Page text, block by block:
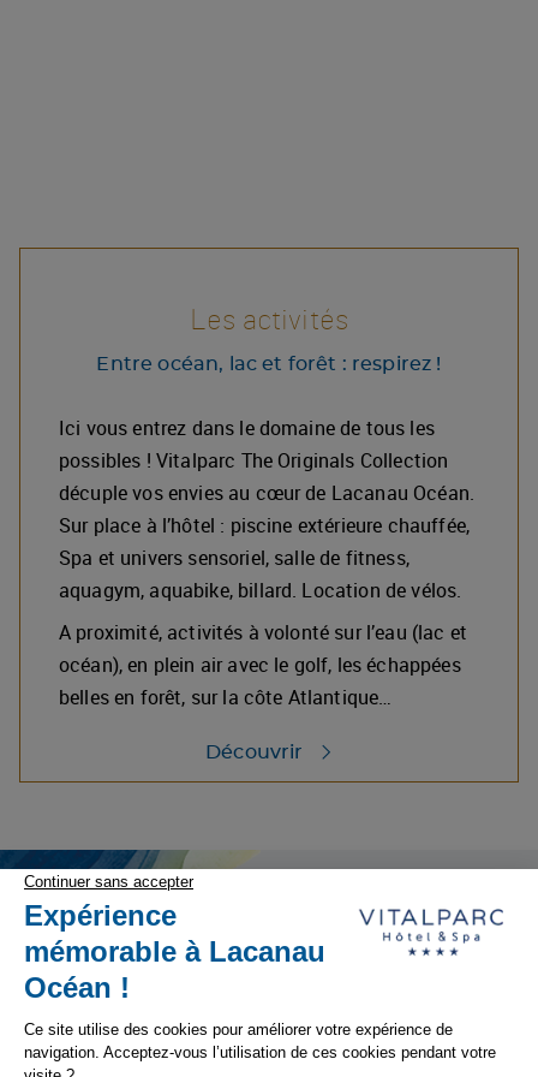
Les activités
Entre océan, lac et forêt : respirez !
Ici vous entrez dans le domaine de tous les
possibles ! Vitalparc The Originals Collection
décuple vos envies au cœur de Lacanau Océan.
Sur place à l’hôtel : piscine extérieure chauffée,
Spa et univers sensoriel, salle de fitness,
aquagym, aquabike, billard. Location de vélos.
A proximité, activités à volonté sur l’eau (lac et
océan), en plein air avec le golf, les échappées
belles en forêt, sur la côte Atlantique…
Découvrir
Offres spéciales